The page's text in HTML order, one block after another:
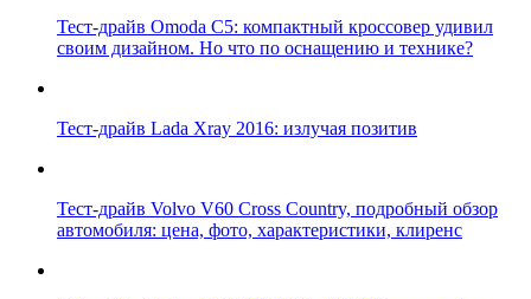
Тест-драйв Omoda C5: компактный кроссовер удивил
своим дизайном. Но что по оснащению и технике?
Тест-драйв Lada Xray 2016: излучая позитив
Тест-драйв Volvo V60 Cross Country, подробный обзор
автомобиля: цена, фото, характеристики, клиренс